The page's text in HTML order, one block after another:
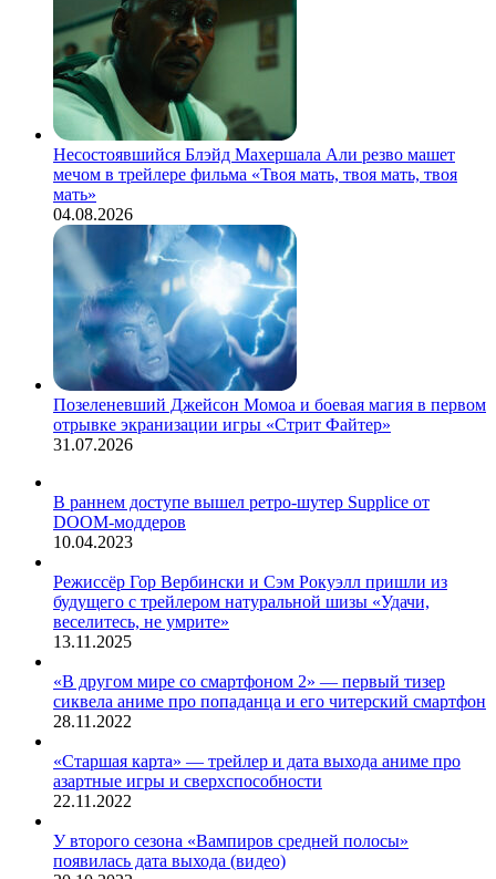
Несостоявшийся Блэйд Махершала Али резво машет
мечом в трейлере фильма «Твоя мать, твоя мать, твоя
мать»
04.08.2026
Позеленевший Джейсон Момоа и боевая магия в первом
отрывке экранизации игры «Стрит Файтер»
31.07.2026
В раннем доступе вышел ретро-шутер Supplice от
DOOM-моддеров
10.04.2023
Режиссёр Гор Вербински и Сэм Рокуэлл пришли из
будущего с трейлером натуральной шизы «Удачи,
веселитесь, не умрите»
13.11.2025
«В другом мире со смартфоном 2» — первый тизер
сиквела аниме про попаданца и его читерский смартфон
28.11.2022
«Старшая карта» — трейлер и дата выхода аниме про
азартные игры и сверхспособности
22.11.2022
У второго сезона «Вампиров средней полосы»
появилась дата выхода (видео)